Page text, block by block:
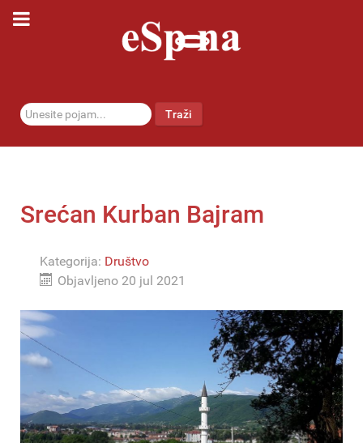
traži... Traži
Srećan Kurban Bajram
Kategorija: Društvo
Objavljeno 20 jul 2021